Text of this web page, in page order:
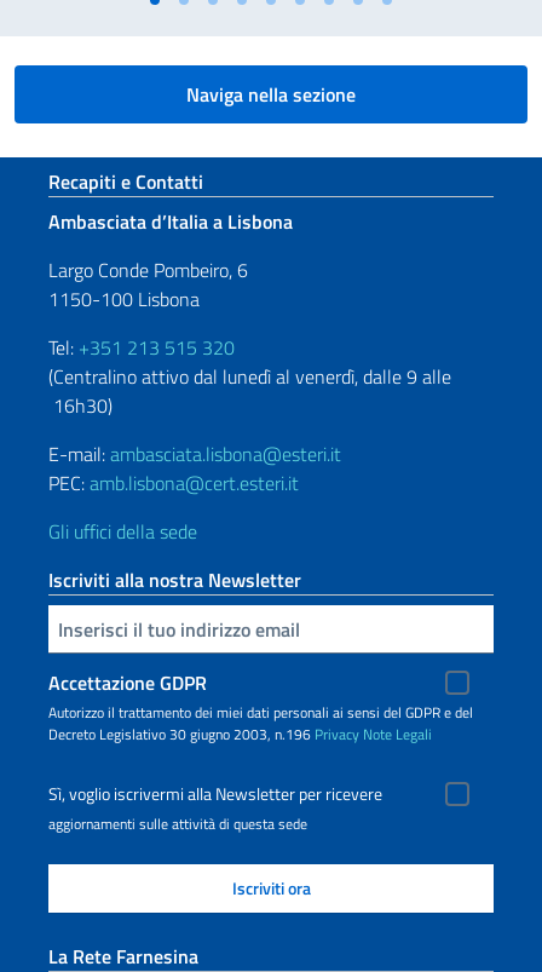
Naviga nella sezione
Sezione footer
Recapiti e Contatti
Ambasciata d’Italia a Lisbona
Largo Conde Pombeiro, 6
1150-100 Lisbona
Tel: +351 213 515 320
(Centralino attivo dal lunedì al venerdì, dalle 9 alle
16h30)
E-mail:ambasciata.lisbona@esteri.it
PEC:amb.lisbona@cert.esteri.it
Gli uffici della sede
Iscriviti alla nostra Newsletter
Inserisci la tua email
Accettazione GDPR
Autorizzo il trattamento dei miei dati personali ai sensi del GDPR e del
Decreto Legislativo 30 giugno 2003, n.196 Privacy Note Legali
Sì, voglio iscrivermi alla Newsletter per ricevere
aggiornamenti sulle attività di questa sede
La Rete Farnesina